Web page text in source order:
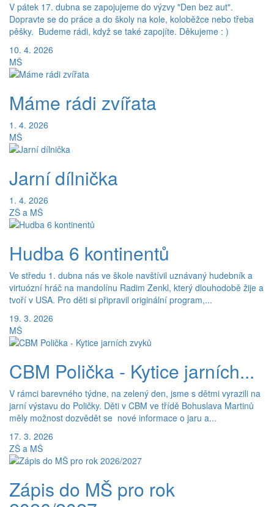
V pátek 17. dubna se zapojujeme do výzvy "Den bez aut".
Dopravte se do práce a do školy na kole, koloběžce nebo třeba
pěšky. Budeme rádi, když se také zapojíte. Děkujeme : )
10. 4. 2026
MŠ
Máme rádi zvířata
1. 4. 2026
MŠ
Jarní dílnička
1. 4. 2026
ZŠ a MŠ
Hudba 6 kontinentů
Ve středu 1. dubna nás ve škole navštívil uznávaný hudebník a
virtuózní hráč na mandolínu Radim Zenkl, který dlouhodobě žije a
tvoří v USA. Pro děti si připravil originální program,...
19. 3. 2026
MŠ
CBM Polička - Kytice jarních...
V rámci barevného týdne, na zelený den, jsme s dětmi vyrazili na
jarní výstavu do Poličky. Děti v CBM ve třídě Bohuslava Martinů
měly možnost dozvědět se nové informace o jaru a...
17. 3. 2026
ZŠ a MŠ
Zápis do MŠ pro rok